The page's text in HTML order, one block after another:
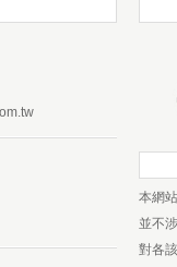
本網
並不
對各